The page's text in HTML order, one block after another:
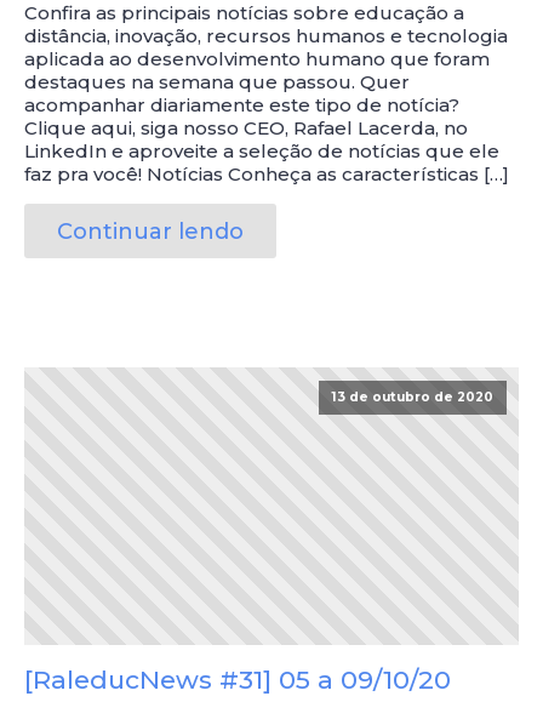
Confira as principais notícias sobre educação a
distância, inovação, recursos humanos e tecnologia
aplicada ao desenvolvimento humano que foram
destaques na semana que passou. Quer
acompanhar diariamente este tipo de notícia?
Clique aqui, siga nosso CEO, Rafael Lacerda, no
LinkedIn e aproveite a seleção de notícias que ele
faz pra você! Notícias Conheça as características […]
Continuar lendo
13 de outubro de 2020
[RaleducNews #31] 05 a 09/10/20